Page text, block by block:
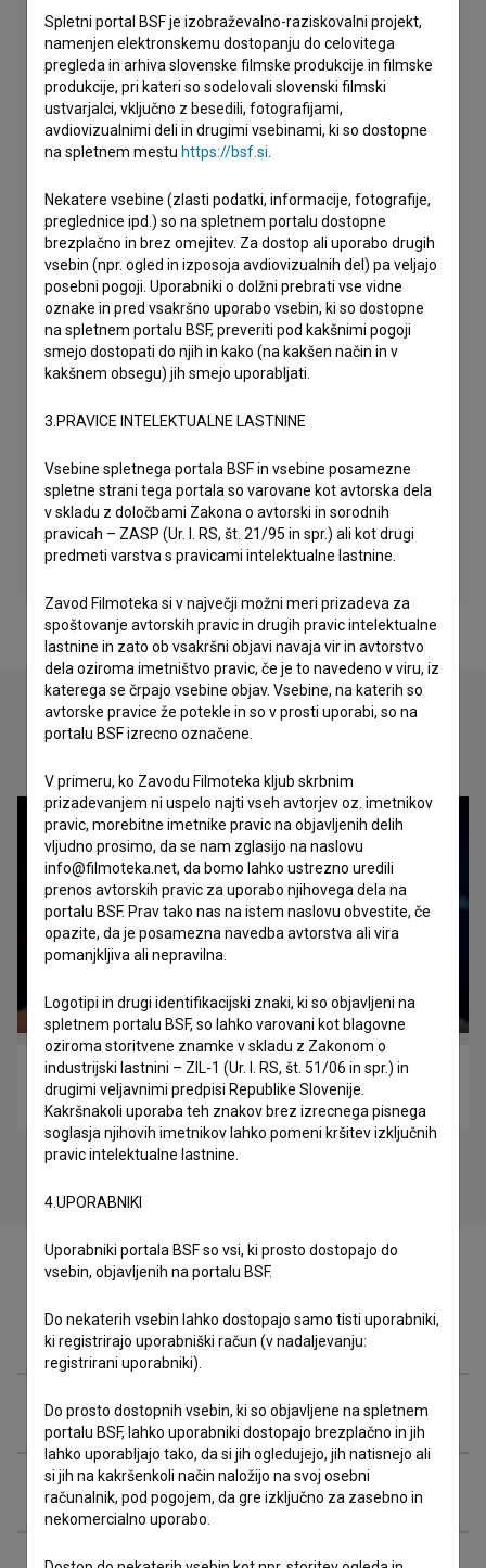
Alternativa (2021)
drama, glasbeni
Ekipa
Organizacije
Nagrade in nominacije
Spletni portal BSF je izobraževalno-raziskovalni projekt,
namenjen elektronskemu dostopanju do celovitega
pregleda in arhiva slovenske filmske produkcije in filmske
produkcije, pri kateri so sodelovali slovenski filmski
ustvarjalci, vključno z besedili, fotografijami,
avdiovizualnimi deli in drugimi vsebinami, ki so dostopne
na spletnem mestu https://bsf.si
Nekatere vsebine (zlasti podatki, informacije, fotografije,
preglednice ipd.) so na spletnem portalu dostopne
brezplačno in brez omejitev. Za dostop ali uporabo drugih
vsebin (npr. ogled in izposoja avdiovizualnih del) pa veljajo
posebni pogoji. Uporabniki o dolžni prebrati vse vidne
oznake in pred vsakršno uporabo vsebin, ki so dostopne
na spletnem portalu BSF, preveriti pod kakšnimi pogoji
smejo dostopati do njih in kako (na kakšen način in v
kakšnem obsegu) jih smejo uporabljati.
3.PRAVICE INTELEKTUALNE LASTNINE
Vsebine spletnega portala BSF in vsebine posamezne
spletne strani tega portala so varovane kot avtorska dela
v skladu z določbami Zakona o avtorski in sorodnih
pravicah – ZASP (Ur. l. RS, št. 21/95 in spr.) ali kot drugi
predmeti varstva s pravicami intelektualne lastnine.
Zavod Filmoteka si v največji možni meri prizadeva za
spoštovanje avtorskih pravic in drugih pravic intelektualne
lastnine in zato ob vsakršni objavi navaja vir in avtorstvo
dela oziroma imetništvo pravic, če je to navedeno v viru, iz
katerega se črpajo vsebine objav. Vsebine, na katerih so
avtorske pravice že potekle in so v prosti uporabi, so na
portalu BSF izrecno označene.
V primeru, ko Zavodu Filmoteka kljub skrbnim
prizadevanjem ni uspelo najti vseh avtorjev oz. imetnikov
pravic, morebitne imetnike pravic na objavljenih delih
vljudno prosimo, da se nam zglasijo na naslovu
info@filmoteka.net, da bomo lahko ustrezno uredili
prenos avtorskih pravic za uporabo njihovega dela na
portalu BSF. Prav tako nas na istem naslovu obvestite, če
opazite, da je posamezna navedba avtorstva ali vira
pomanjkljiva ali nepravilna.
Logotipi in drugi identifikacijski znaki, ki so objavljeni na
spletnem portalu BSF, so lahko varovani kot blagovne
oziroma storitvene znamke v skladu z Zakonom o
industrijski lastnini – ZIL-1 (Ur. l. RS, št. 51/06 in spr.) in
drugimi veljavnimi predpisi Republike Slovenije.
Kakršnakoli uporaba teh znakov brez izrecnega pisnega
soglasja njihovih imetnikov lahko pomeni kršitev izključnih
pravic intelektualne lastnine.
4.UPORABNIKI
Uporabniki portala BSF so vsi, ki prosto dostopajo do
vsebin, objavljenih na portalu BSF.
Do nekaterih vsebin lahko dostopajo samo tisti uporabniki,
ki registrirajo uporabniški račun (v nadaljevanju:
registrirani uporabniki).
Do prosto dostopnih vsebin, ki so objavljene na spletnem
portalu BSF, lahko uporabniki dostopajo brezplačno in jih
lahko uporabljajo tako, da si jih ogledujejo, jih natisnejo ali
si jih na kakršenkoli način naložijo na svoj osebni
računalnik, pod pogojem, da gre izključno za zasebno in
nekomercialno uporabo.